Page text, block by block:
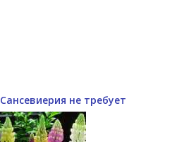
Сансевиерия не требует